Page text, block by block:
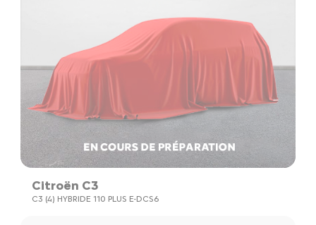
Citroën C3
C3 (4) HYBRIDE 110 PLUS E-DCS6